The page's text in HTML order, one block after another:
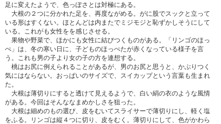
足に変えたようで、色っぽさとは対極にある。
大根の２つに分かれた足を、再度ながめる。がに股でスックと立って
いる形はすくない。ほとんどは内またでミジモジと恥ずかしそうにして
いる。これがも女性をを感じさせる。
果物や野菜で、ほかにも女性に結びつくものがある。「リンゴのほっ
ぺ」は、冬の寒い日に、子どものほっぺたが赤くなっている様子を言
う。これも男の子より女の子の方を連想する。
桃はお尻に例えられることがあるが、男のお尻と思うと、かぶりつく
気にはならない。おっぱいのサイズで、スイカップという言葉も生まれ
た。
大根は薄切りにすると透けて見えるようで、白い絹の衣のような風情
がある。今回はそんななまめかしさを狙った。
大根は細めのもの選び、皮をむいてスライサーで薄切りにし、軽く塩
をふる。リンゴは縦４つに切り、皮をむく。薄切りにして、色がかわら